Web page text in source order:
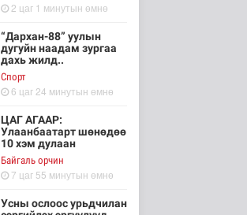
2 цаг 1 минутын өмнө
“Дархан-88” уулын
дугуйн наадам зургаа
дахь жилд..
Cпорт
6 цаг 24 минутын өмнө
ЦАГ АГААР:
Улаанбаатарт шөнөдөө
10 хэм дулаан
Байгаль орчин
7 цаг 55 минутын өмнө
Усны ослоос урьдчилан